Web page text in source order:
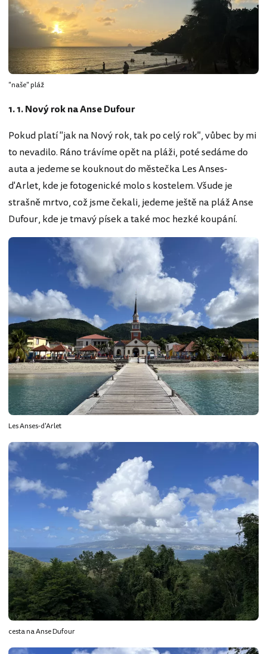
"naše" pláž
1. 1. Nový rok na Anse Dufour
Pokud platí "jak na Nový rok, tak po celý rok", vůbec by mi
to nevadilo. Ráno trávíme opět na pláži, poté sedáme do
auta a jedeme se kouknout do městečka Les Anses-
d'Arlet, kde je fotogenické molo s kostelem. Všude je
strašně mrtvo, což jsme čekali, jedeme ještě na pláž Anse
Dufour, kde je tmavý písek a také moc hezké koupání.
Les Anses-d'Arlet
cesta na Anse Dufour